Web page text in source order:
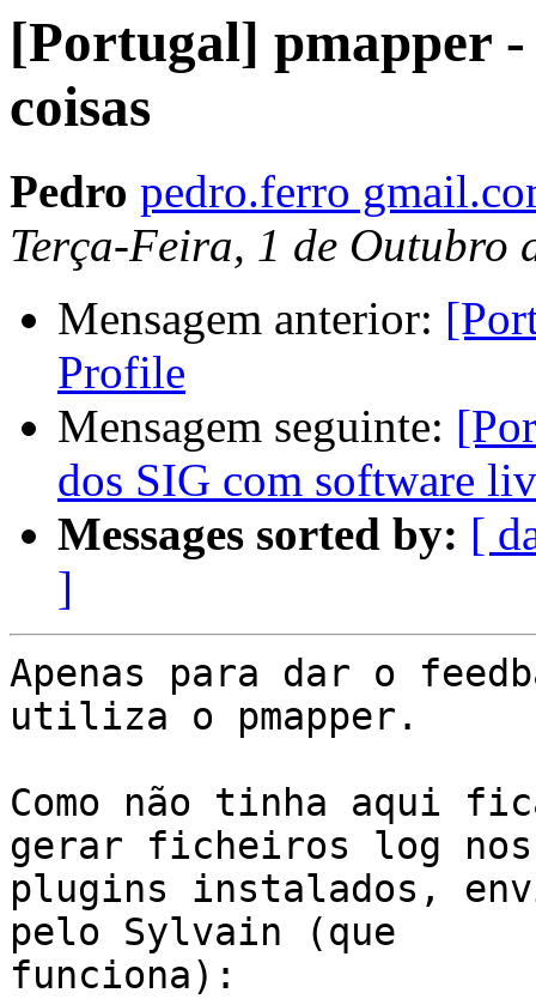
[Portugal] pmapper
coisas
Pedro pedro.ferro
Terça-Feira, 1 de Outubro
Mensagem anterior:
Profile
Mensagem seguinte:
dos SIG com software
Messages sorted by: [
]
Apenas para dar o
utiliza o pmapper.
Como não tinha aqui
gerar ficheiros log nos
plugins instalados,
pelo Sylvain (que
funciona):